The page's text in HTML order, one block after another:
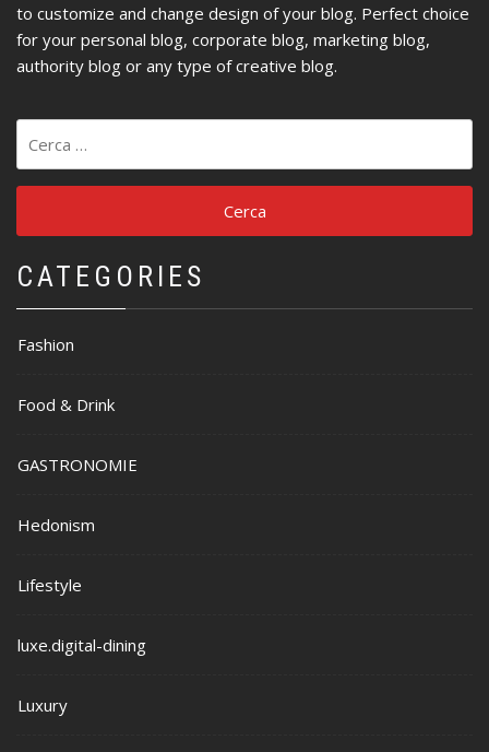
to customize and change design of your blog. Perfect choice
for your personal blog, corporate blog, marketing blog,
authority blog or any type of creative blog.
per:
CATEGORIES
Fashion
Food & Drink
GASTRONOMIE
Hedonism
Lifestyle
luxe.digital-dining
Luxury